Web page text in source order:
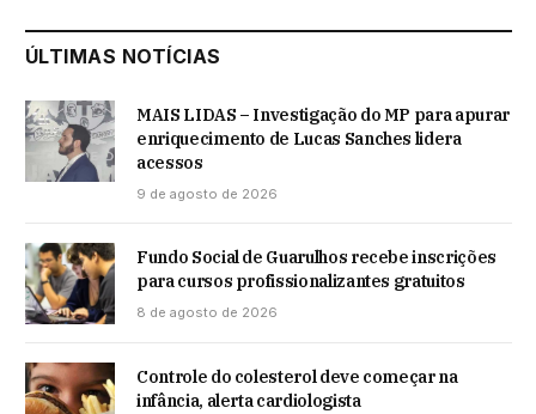
ÚLTIMAS NOTÍCIAS
MAIS LIDAS – Investigação do MP para apurar
enriquecimento de Lucas Sanches lidera
acessos
9 de agosto de 2026
Fundo Social de Guarulhos recebe inscrições
para cursos profissionalizantes gratuitos
8 de agosto de 2026
Controle do colesterol deve começar na
infância, alerta cardiologista